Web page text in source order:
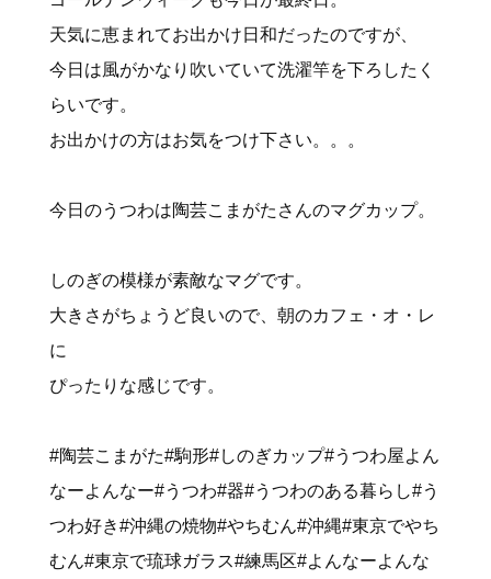
天気に恵まれてお出かけ日和だったのですが、
今日は風がかなり吹いていて洗濯竿を下ろしたく
らいです。
お出かけの方はお気をつけ下さい。。。
今日のうつわは陶芸こまがたさんのマグカップ。
しのぎの模様が素敵なマグです。
大きさがちょうど良いので、朝のカフェ・オ・レ
に
ぴったりな感じです。
#陶芸こまがた#駒形#しのぎカップ#うつわ屋よん
なーよんなー#うつわ#器#うつわのある暮らし#う
つわ好き#沖縄の焼物#やちむん#沖縄#東京でやち
むん#東京で琉球ガラス#練馬区#よんなーよんな